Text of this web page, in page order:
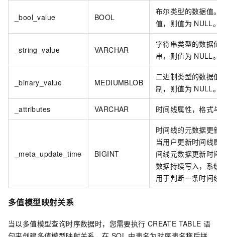
_bool_value BOOL
布尔类型的数据值。
值，则值为 NULL。
_string_value VARCHAR
字符串类型的数据值
串，则值为 NULL。
_binary_value MEDIUMBLOB
二进制类型的数据值
制，则值为 NULL。
_attributes VARCHAR 时间线属性，格式与
_meta_update_time BIGINT
时间线的元数据更新
当用户更新时间线属
间线元数据更新时间
数据持续写入，系统
用于判断一条时间线
多值模型映射关系
当以多值模型查询时序数据时，您需要执行 CREATE TABLE 语